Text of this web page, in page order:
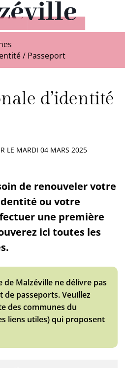
Malzéville
/ Passeport
d’identité
LE MARDI 04 MARS 2025
de renouveler votre
ou votre
une première
ici toutes les
de Malzéville ne délivre pas
de passeports. Veuillez
des communes du
liens utiles) qui proposent